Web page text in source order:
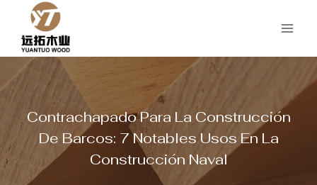
Contenido
Contrachapado Para La Construcción
De Barcos: 7 Notables Usos En La
Construcción Naval